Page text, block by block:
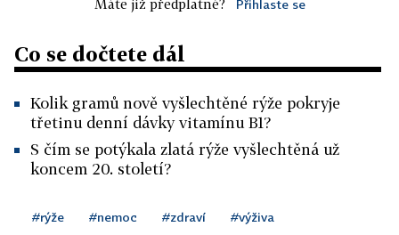
Máte již předplatné? Přihlaste se
Co se dočtete dál
Kolik gramů nově vyšlechtěné rýže pokryje
třetinu denní dávky vitamínu B1?
S čím se potýkala zlatá rýže vyšlechtěná už
koncem 20. století?
#rýže #nemoc #zdraví #výživa